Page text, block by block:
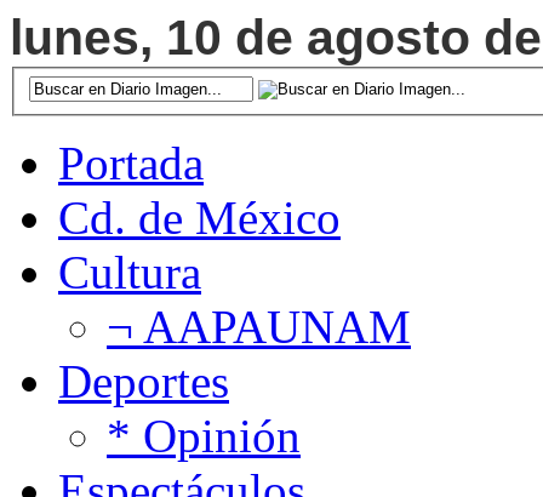
lunes, 10 de agosto
Portada
Cd. de México
Cultura
¬ AAPAUNAM
Deportes
* Opinión